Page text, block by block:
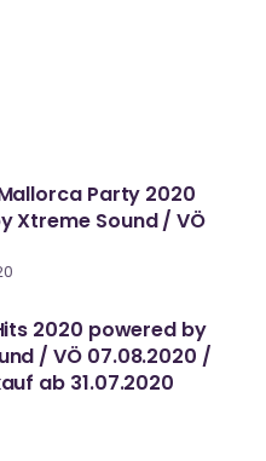
Party 2020
Xtreme Sound / VÖ
2020 powered by
/ VÖ 07.08.2020 /
ab 31.07.2020